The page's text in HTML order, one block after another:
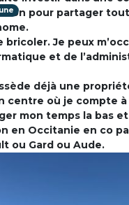
pour partager
bricoler. Je peux
et de
déjà une
centre où je compte
mon temps la bas
en Occitanie en co
ou Gard ou Aude.